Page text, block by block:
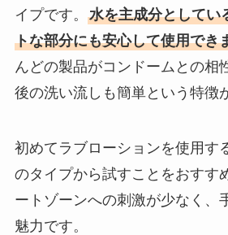
イプです。 水を主成分としてい
トな部分にも安心して使用でき
んどの製品がコンドームとの相
後の洗い流しも簡単という特徴
初めてラブローションを使用す
のタイプから試すことをおすす
ートゾーンへの刺激が少なく、
魅力です。